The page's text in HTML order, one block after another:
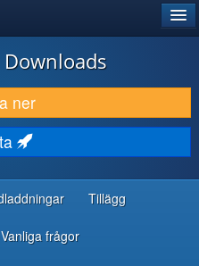
Downloads
ner
Tillägg
Vanliga frågor